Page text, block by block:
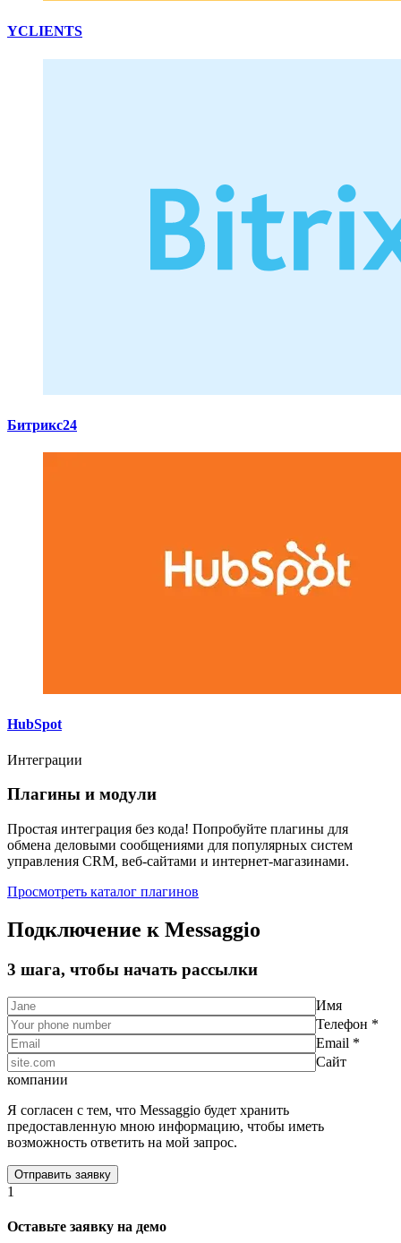
YCLIENTS
Битрикс24
HubSpot
Интеграции
Плагины и модули
Простая интеграция без кода! Попробуйте плагины для
обмена деловыми сообщениями для популярных систем
управления CRM, веб-сайтами и интернет-магазинами.
Просмотреть каталог плагинов
Подключение к Messaggio
3 шага, чтобы начать рассылки
Имя
Телефон *
Email *
Сайт
компании
Я согласен с тем, что Messaggio будет хранить
предоставленную мною информацию, чтобы иметь
возможность ответить на мой запрос.
1
Оставьте заявку на демо